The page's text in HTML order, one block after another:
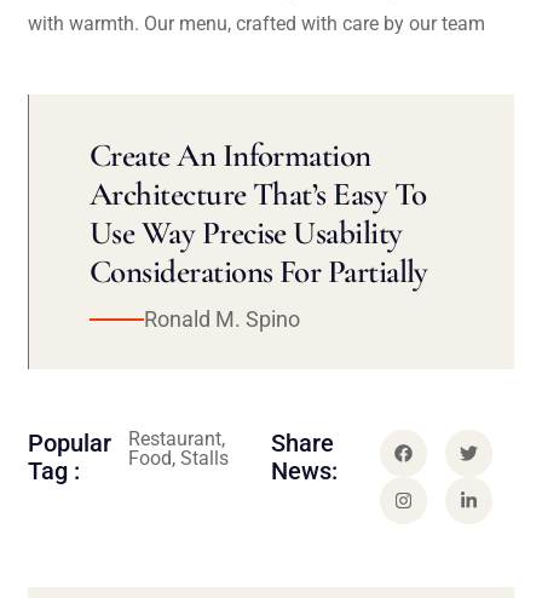
with warmth. Our menu, crafted with care by our team
Create An Information
Architecture That’s Easy To
Use Way Precise Usability
Considerations For Partially
Ronald M. Spino
Popular
Tag :
Restaurant,
Food, Stalls
Share
News: